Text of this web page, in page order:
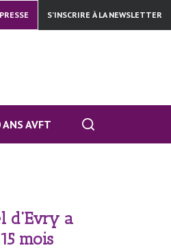
S’INSCRIRE À LA NEWSLETTER
ANS AVFT
d’Evry a
mois